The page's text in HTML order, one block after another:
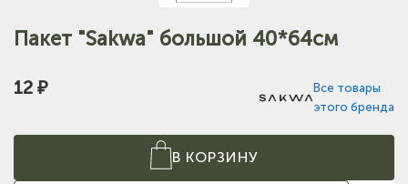
Пакет "Sakwa" большой 40*64см
12 ₽
Все товары
этого бренда
В КОРЗИНУ